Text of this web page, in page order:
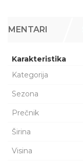
Karakteristika
Kategorija
Sezona
Prečnik
Širina
Visina